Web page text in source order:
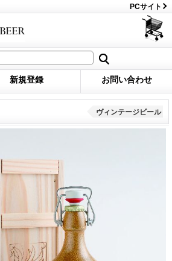
PCサイト
新規登録 お問い合わせ
ヴィンテージビール